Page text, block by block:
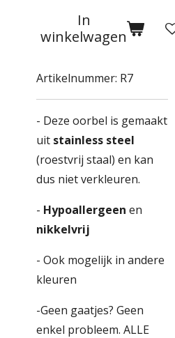
In
winkelwagen
Artikelnummer: R7
- Deze oorbel is gemaakt
uit stainless steel
(roestvrij staal) en kan
dus niet verkleuren.
- Hypoallergeen en
nikkelvrij
- Ook mogelijk in andere
kleuren
-Geen gaatjes? Geen
enkel probleem. ALLE